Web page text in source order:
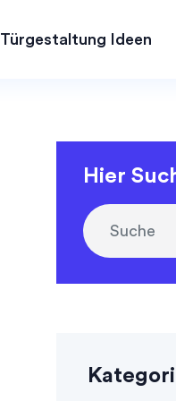
Türgestaltung Ideen
Hier